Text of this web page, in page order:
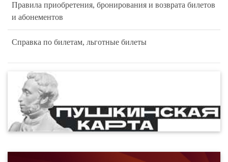
Правила приобретения, бронирования и возврата билетов
и абонементов
Справка по билетам, льготные билеты